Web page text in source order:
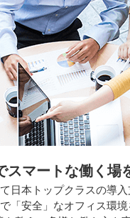
スマートな働く場
日本トップクラスの導
「安全」なオフィス環